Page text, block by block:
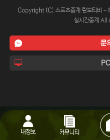
Copyright (C) 스포츠중계 람보티비 -
실시간중계
문
내정보 커뮤니티